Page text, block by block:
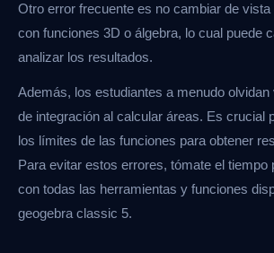
Otro error frecuente es no cambiar de
con funciones 3D o álgebra, lo cual puede
analizar los resultados.
Además, los estudiantes a menudo
de integración al calcular áreas. Es crucial
los límites de las funciones para obtener
Para evitar estos errores, tómate el tiempo
con todas las herramientas y funciones
geogebra classic 5.